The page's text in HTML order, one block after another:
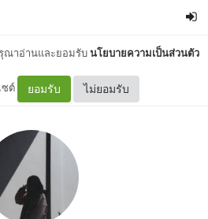
รุณาอ่านและยอมรับนโยบายความเป็นส่วนตัว
ซต์ ยอมรับ ไม่ยอมรับ